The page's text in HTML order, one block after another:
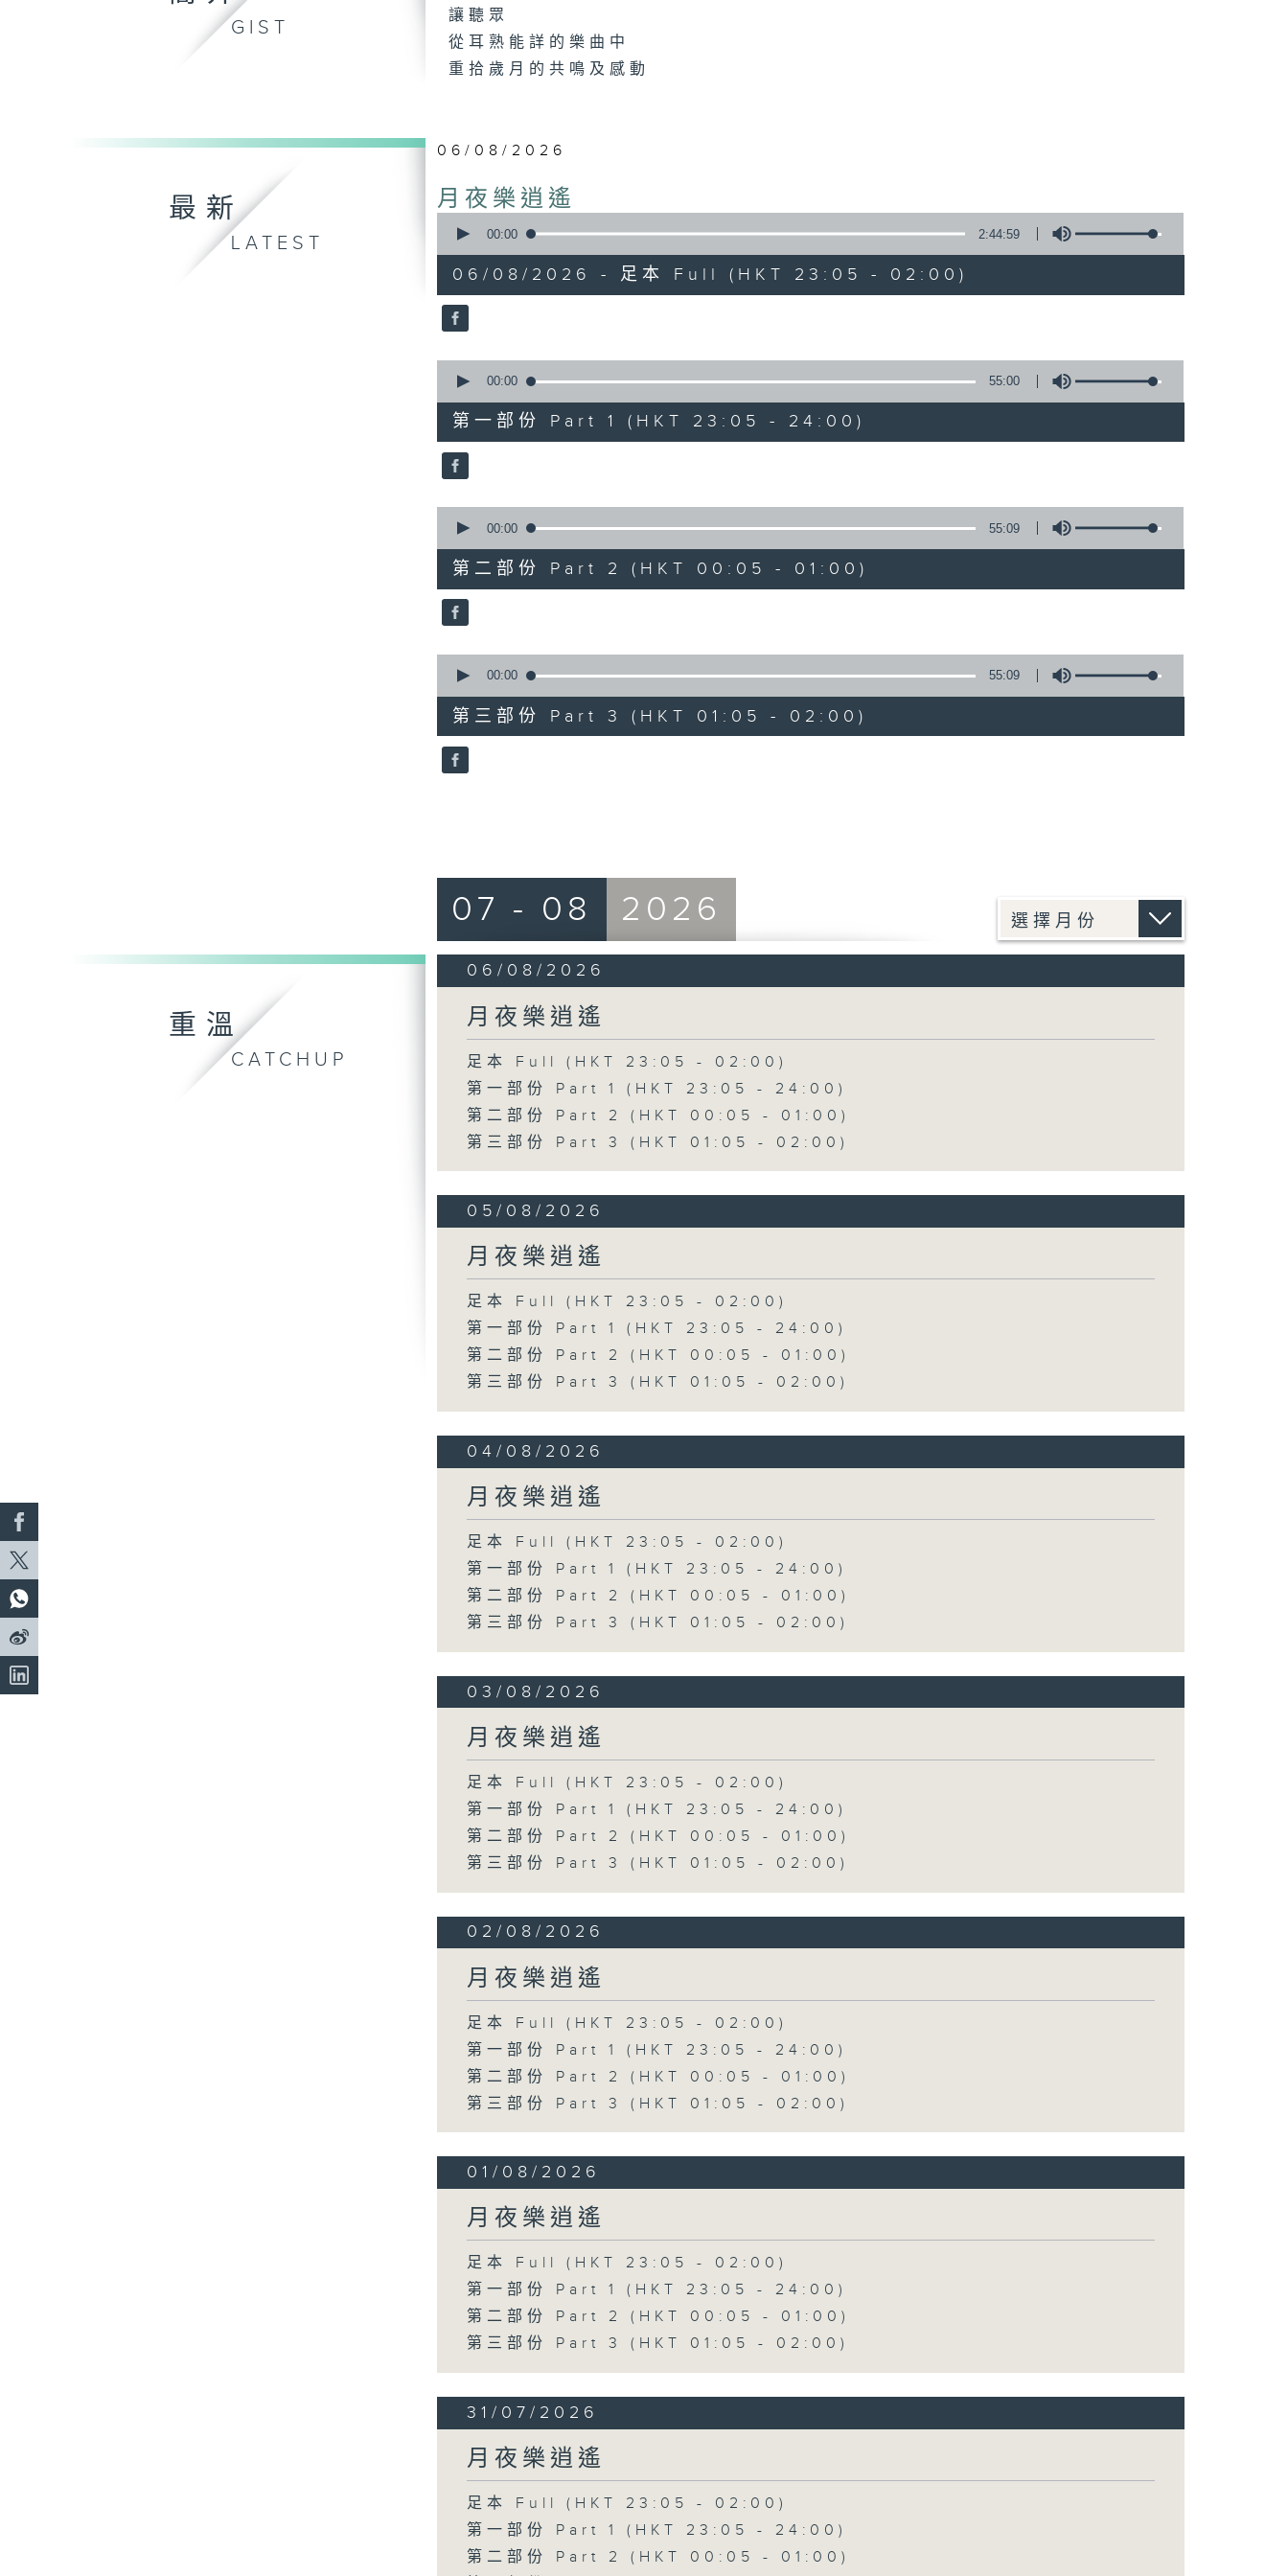
GIST
讓聽眾
從耳熟能詳的樂曲中
重拾歲月的共鳴及感動
最新
LATEST
06/08/2026
月夜樂逍遙
seconds
hours,
44
minutes,
59
90%
00:00 2:44:59
06/08/2026 - 足本 Full (HKT 23:05 - 02:00)
seconds
55
minutes,
0
seconds
90%
00:00 55:00
第一部份 Part 1 (HKT 23:05 - 24:00)
seconds
55
minutes,
9
seconds
90%
00:00 55:09
第二部份 Part 2 (HKT 00:05 - 01:00)
seconds
55
minutes,
9
seconds
90%
00:00 55:09
第三部份 Part 3 (HKT 01:05 - 02:00)
重溫
CATCHUP
07 - 08 2026
06/08/2026
月夜樂逍遙
足本 Full (HKT 23:05 - 02:00)
第一部份 Part 1 (HKT 23:05 - 24:00)
第二部份 Part 2 (HKT 00:05 - 01:00)
第三部份 Part 3 (HKT 01:05 - 02:00)
05/08/2026
月夜樂逍遙
足本 Full (HKT 23:05 - 02:00)
第一部份 Part 1 (HKT 23:05 - 24:00)
第二部份 Part 2 (HKT 00:05 - 01:00)
第三部份 Part 3 (HKT 01:05 - 02:00)
04/08/2026
月夜樂逍遙
足本 Full (HKT 23:05 - 02:00)
第一部份 Part 1 (HKT 23:05 - 24:00)
第二部份 Part 2 (HKT 00:05 - 01:00)
第三部份 Part 3 (HKT 01:05 - 02:00)
03/08/2026
月夜樂逍遙
足本 Full (HKT 23:05 - 02:00)
第一部份 Part 1 (HKT 23:05 - 24:00)
第二部份 Part 2 (HKT 00:05 - 01:00)
第三部份 Part 3 (HKT 01:05 - 02:00)
02/08/2026
月夜樂逍遙
足本 Full (HKT 23:05 - 02:00)
第一部份 Part 1 (HKT 23:05 - 24:00)
第二部份 Part 2 (HKT 00:05 - 01:00)
第三部份 Part 3 (HKT 01:05 - 02:00)
01/08/2026
月夜樂逍遙
足本 Full (HKT 23:05 - 02:00)
第一部份 Part 1 (HKT 23:05 - 24:00)
第二部份 Part 2 (HKT 00:05 - 01:00)
第三部份 Part 3 (HKT 01:05 - 02:00)
31/07/2026
月夜樂逍遙
足本 Full (HKT 23:05 - 02:00)
第一部份 Part 1 (HKT 23:05 - 24:00)
第二部份 Part 2 (HKT 00:05 - 01:00)